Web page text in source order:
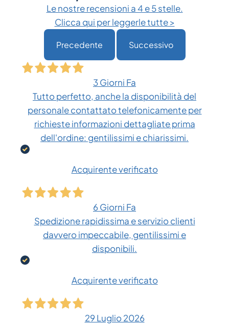
Le nostre recensioni a 4 e 5 stelle.
Clicca qui per leggerle tutte >
Precedente Successivo
3 Giorni Fa
Tutto perfetto, anche la disponibilità del
personale contattato telefonicamente per
richieste informazioni dettagliate prima
dell'ordine: gentilissimi e chiarissimi.
Acquirente verificato
6 Giorni Fa
Spedizione rapidissima e servizio clienti
davvero impeccabile, gentilissimi e
disponibili.
Acquirente verificato
29 Luglio 2026